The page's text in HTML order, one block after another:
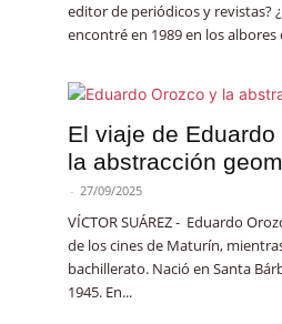
editor de periódicos y revistas?
encontré en 1989 en los albores
El viaje de
la abstracción
- 27/09/2025
VÍCTOR SUÁREZ - Eduardo
de los cines de Maturín,
bachillerato. Nació en Santa
1945. En...